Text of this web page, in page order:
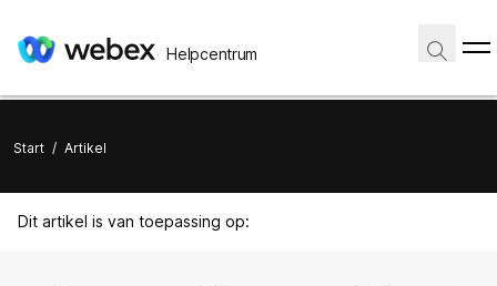
Helpcentrum
Start / Artikel
Dit artikel is van toepassing op: